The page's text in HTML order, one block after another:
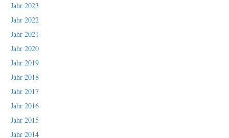
Jahr 2023
Jahr 2022
Jahr 2021
Jahr 2020
Jahr 2019
Jahr 2018
Jahr 2017
Jahr 2016
Jahr 2015
Jahr 2014